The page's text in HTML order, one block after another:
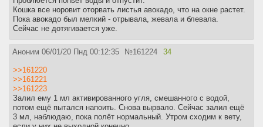
Кошка все норовит оторвать листья авокадо, что на окне растет.
Пока авокадо был мелкий - отрывала, жевала и блевала.
Сейчас не дотягивается уже.
Аноним 06/01/20 Пнд 00:12:35 №161224 34
>>161220
>>161221
>>161223
Залил ему 1 мл активированного угля, смешанного с водой,
потом ещё пытался напоить. Снова вырвало. Сейчас залил ещё
3 мл, наблюдаю, пока полёт нормальный. Утром сходим к вету,